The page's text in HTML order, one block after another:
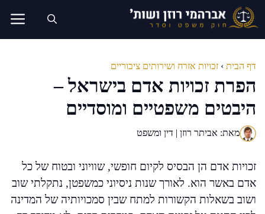
לדלג
לתוכן
דף הבית › זכויות אזרח ושירותים ציבוריים
הפרת זכויות אדם בישראל –
היבטים משפטיים ומוסדיים
מאת: אביתר רוזן | דין ומשפט
זכויות אדם הן הבסיס לקיום חופשי, שוויוני ובטוח של כל
אדם באשר הוא. לאורך שנות ניסיוני כמשפטן, נתקלתי שוב
ושוב בשאלות הקשורות למתח שבין סמכויותיה של המדינה